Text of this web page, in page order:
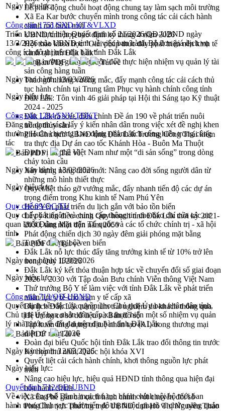
Lễ phát động chuỗi hoạt động chung tay làm sạch môi trường
Xã Ea Kar bước chuyển mình trong công tác cải cách hành
chính mô hình mới
UBND tỉnh họp báo định kỳ tháng 4 năm 2026
Hội thảo khoa học “Giải pháp thúc đẩy phát triển nền kinh tế
xanh tại tỉnh Đắk Lắk”
Tăng cường giám sát, đôn đốc thực hiện nhiệm vụ quản lý tài
sản công hàng tuần
Tháo gỡ những vướng mắc, đẩy mạnh công tác cải cách thủ
tục hành chính tại Trung tâm Phục vụ hành chính công tỉnh
Đắk Lắk: Tôn vinh 46 giải pháp tại Hội thi Sáng tạo Kỹ thuật
2024 - 2025
Đắk Lắk rà soát, điều chỉnh Đề án 190 về phát triển nuôi
trồng thủy sản
Phó Chủ tịch UBND tỉnh Đắk Lắk Trương Công Thái kiểm
tra thực địa Dự án cao tốc Khánh Hòa - Buôn Ma Thuột
Định vị cà phê Việt Nam như một “di sản sống” trong dòng
chảy toàn cầu
Xây dựng nông thôn mới: Nâng cao đời sống người dân từ
những mô hình thiết thực
Quyết liệt tháo gỡ vướng mắc, đẩy nhanh tiến độ các dự án
trọng điểm trong Khu kinh tế Nam Phú Yên
Hòn Yến phát triển du lịch gắn với bảo tồn biển
Lấy ý kiến điều chỉnh Quy hoạch tỉnh Đắk Lắk thời kỳ 2021-
2030, tầm nhìn đến năm 2050
Phát động chiến dịch 30 ngày đêm giải phóng mặt bằng
Tuyến đường bộ ven biển
Đắk Lắk nỗ lực thúc đẩy tăng trưởng kinh tế từ 10% trở lên
trong Quý II/2026
Đắk Lắk ký kết thỏa thuận hợp tác về chuyển đổi số giai đoạn
2026 – 2030 với Tập đoàn Bưu chính Viễn thông Việt Nam
Thứ trưởng Bộ Y tế làm việc với tỉnh Đắk Lắk về phát triển
nhân lực y tế cho trạm y tế cấp xã
Du lịch Đắk Lắk nâng tầm trải nghiệm du khách thông qua
Hệ thống cơ sở dữ liệu và Bản đồ số
Tập huấn ứng dụng trí tuệ nhân tạo (AI) trong thương mại
điện tử năm 2026
Đoàn đại biểu Quốc hội tỉnh Đắk Lắk trao đổi thông tin trước
Kỳ họp thứ nhất, Quốc hội khóa XVI
Quyết liệt cải cách hành chính, khơi thông nguồn lực phát
triển
Nâng cao hiệu lực, hiệu quả HĐND tỉnh thông qua hiện đại
hóa hành chính
Xã Ea Phê gắn cải cách hành chính với chuyển đổi số
Phó Chủ tịch Thường trực UBND tỉnh Hồ Thị Nguyên Thảo
Ngày hiệu lực:
Công văn 1751/SXD-KT&VLXD
Triển khai thực hiện Quyết định số 21/2026/QĐ-UBND ngày
13/3/2026 của UBND tỉnh về việc ban hành Bộ đơn giá dịch vụ
công ích đô thị trên địa bàn tỉnh Đắk Lắk
Bản PDF
Tải về
Ngày ban hành:13/03/2026
Ngày hiệu lực:
Công văn 1284/SNV-TĐKT
Đăng tải danh sách lấy ý kiến nhân dân trong việc xét đề nghị khen
thưởng Huân chương Lao động (thành tích cống hiến trong công
tác
Bản PDF
Tải về
Ngày ban hành: 13/03/2026
Ngày hiệu lực:
Quy chế 09-QC/TU
Quy chế phát ngôn và cung cấp thông tin cho báo chí của các cơ
quan khối Đảng Mặt trận Tổ quốc và các tổ chức chính trị - xã hội
tỉnh
Bản PDF
Tải về
Ngày ban hành:13/03/2026
Ngày hiệu lực:
Công văn 713/QĐ-UBND
Quyết định về việc ủy quyền cho Chủ tịch Ủy ban nhân dân tỉnh,
Chủ tịch Ủy ban nhân dân cấp xã thực hiện một số nhiệm vụ quản
lý nhà nước về đất đai trên địa bàn tỉnh Đắk Lắk
Bản PDF
Tải về
Ngày ban hành:12/03/2026
Ngày hiệu lực:
Quyết định 712/QĐ-UBND
Về việc công bố Danh mục thủ tục hành chính nội bộ mới ban
hành trong lĩnh vực phát triển đô thị thuộc phạm vi chức năng quản